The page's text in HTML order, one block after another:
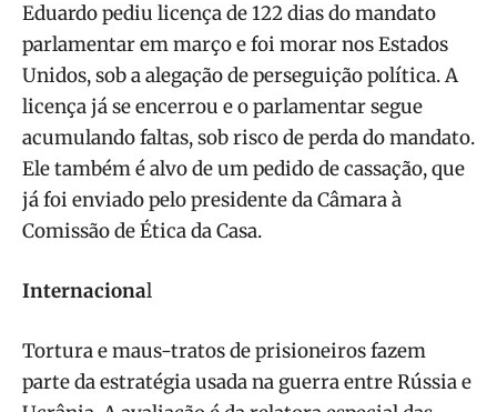
Eduardo pediu licença de 122 dias do mandato
parlamentar em março e foi morar nos Estados
Unidos, sob a alegação de perseguição política. A
licença já se encerrou e o parlamentar segue
acumulando faltas, sob risco de perda do mandato.
Ele também é alvo de um pedido de cassação, que
já foi enviado pelo presidente da Câmara à
Comissão de Ética da Casa.
Internacional
Tortura e maus-tratos de prisioneiros fazem
parte da estratégia usada na guerra entre Rússia e